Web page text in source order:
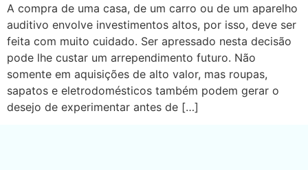
A compra de uma casa, de um carro ou de um aparelho
auditivo envolve investimentos altos, por isso, deve ser
feita com muito cuidado. Ser apressado nesta decisão
pode lhe custar um arrependimento futuro. Não
somente em aquisições de alto valor, mas roupas,
sapatos e eletrodomésticos também podem gerar o
desejo de experimentar antes de […]